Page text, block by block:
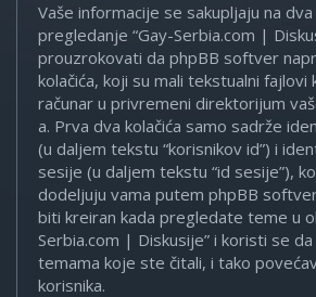
Vaše informacije se sakupljaju na dva
pregledanje “Gay-Serbia.com |
prouzrokovati da phpBB softver
kolačića, koji su mali tekstualni fajlovi
računar u privremeni direktorijum
a. Prva dva kolačića samo sadrže
(u daljem tekstu “korisnikov id”) i
sesije (u daljem tekstu “id sesije”),
dodeljuju vama putem phpBB
biti kreiran kada pregledate teme u
Serbia.com | Diskusije” i koristi se
temama koje ste čitali, i tako
korisnika.